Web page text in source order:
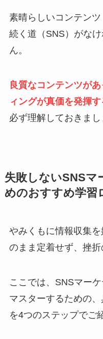
素晴らしいコンテン
続く道（SNS）がな
ん。
良質なコンテンツが
ィングが真価を発揮す
必ず理解しておきまし
失敗しないSNSマ
めのおすすめ学習
やみくもに情報収集
のまま定着せず、挫折
ここでは、SNSマー
マスターするための
を4つのステップでご